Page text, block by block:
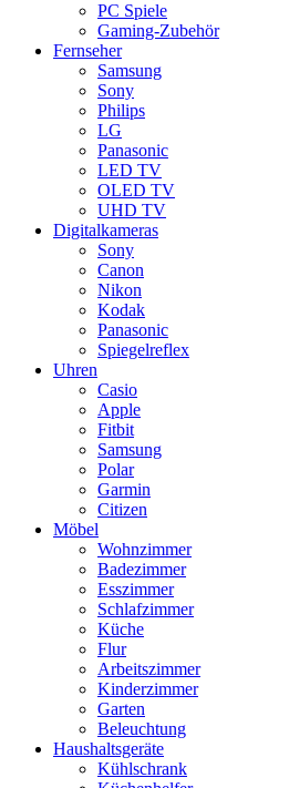
PC Spiele
Gaming-Zubehör
Fernseher
Samsung
Sony
Philips
LG
Panasonic
LED TV
OLED TV
UHD TV
Digitalkameras
Sony
Canon
Nikon
Kodak
Panasonic
Spiegelreflex
Uhren
Casio
Apple
Fitbit
Samsung
Polar
Garmin
Citizen
Möbel
Wohnzimmer
Badezimmer
Esszimmer
Schlafzimmer
Küche
Flur
Arbeitszimmer
Kinderzimmer
Garten
Beleuchtung
Haushaltsgeräte
Kühlschrank